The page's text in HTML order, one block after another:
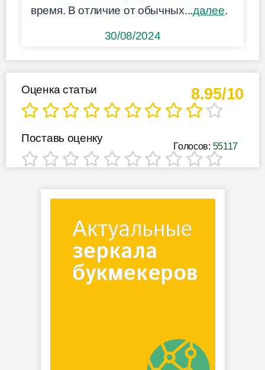
время. В отличие от обычных...далее.
30/08/2024
8.95/10
Оценка статьи
Голосов: 55117
Поставь оценку